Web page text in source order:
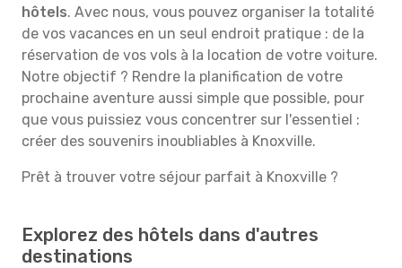
hôtels. Avec nous, vous pouvez organiser la totalité
de vos vacances en un seul endroit pratique : de la
réservation de vos vols à la location de votre voiture.
Notre objectif ? Rendre la planification de votre
prochaine aventure aussi simple que possible, pour
que vous puissiez vous concentrer sur l'essentiel :
créer des souvenirs inoubliables à Knoxville.
Prêt à trouver votre séjour parfait à Knoxville ?
Explorez des hôtels dans d'autres
destinations